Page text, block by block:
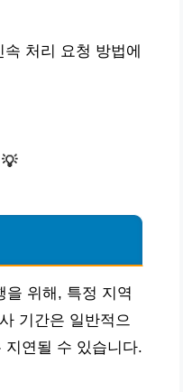
처리 요청 방법에
💡
을 위해, 특정 지역
기간은 일반적으
지연될 수 있습니다.